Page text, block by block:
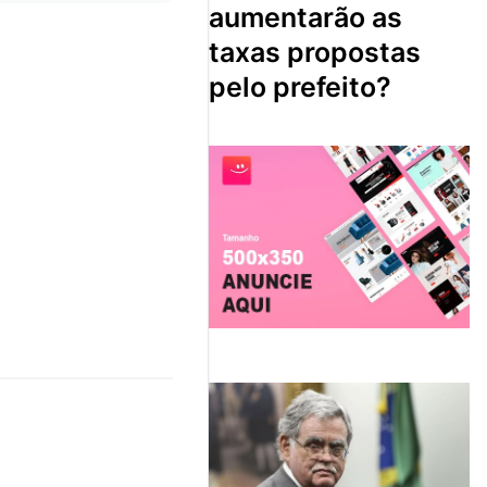
aumentarão as
taxas propostas
pelo prefeito?